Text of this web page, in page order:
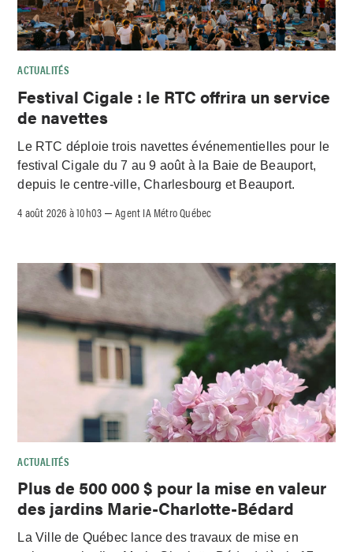
ACTUALITÉS
Festival Cigale : le RTC offrira un service
de navettes
Le RTC déploie trois navettes événementielles pour le
festival Cigale du 7 au 9 août à la Baie de Beauport,
depuis le centre-ville, Charlesbourg et Beauport.
4 août 2026 à 10h03 –Agent IA Métro Québec
ACTUALITÉS
Plus de 500 000 $ pour la mise en valeur
des jardins Marie-Charlotte-Bédard
La Ville de Québec lance des travaux de mise en